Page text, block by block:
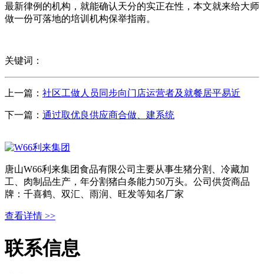
最新律例的机构，就能确认天分的实正在性，本文就来给大师
做一份可落地的培训机构保举指南。
关键词：
上一篇： 社区工做人员同步向门店运营者及就餐居平易近
下一篇： 通过取优良供应商合做、建系统
唐山W66利来集团食品有限公司主要从事生猪分割、冷藏加
工、肉制品生产，年分割猪白条能力50万头。公司供货商品
牌：千喜鹤、双汇、雨润、旺发等知名厂家
查看详情 >>
联系信息